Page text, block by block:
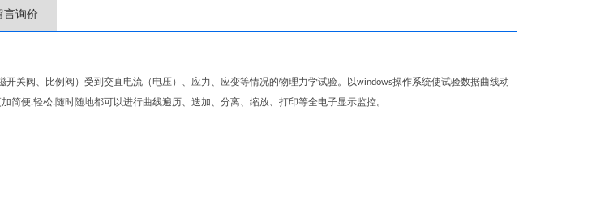
言询价
开关阀、比例阀）受到交直电流（电压）、应力、应变等情况的物理力学试验。以windows操作系统使试验数据曲线动
简便.轻松.随时随地都可以进行曲线遍历、迭加、分离、缩放、打印等全电子显示监控。